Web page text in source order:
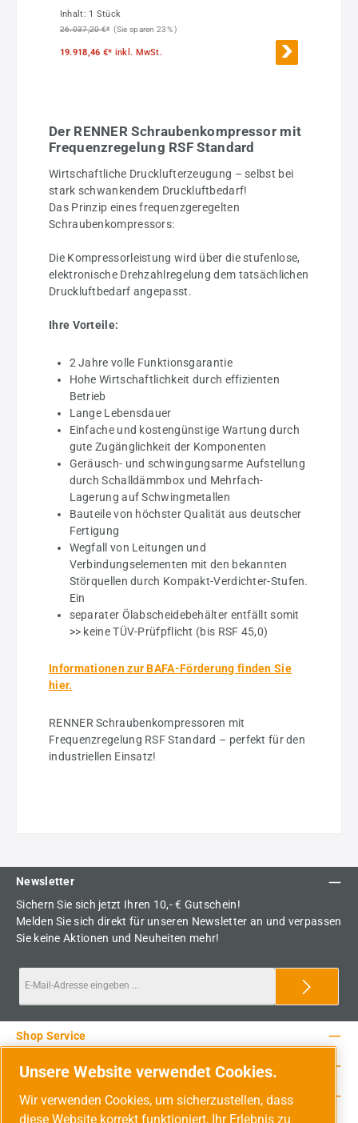
Inhalt: 1 Stück
26.037,20 €* (Sie sparen 23% )
19.918,46 €* inkl. MwSt.
Der RENNER Schraubenkompressor mit
Frequenzregelung RSF Standard
Wirtschaftliche Drucklufterzeugung – selbst bei
stark schwankendem Druckluftbedarf!
Das Prinzip eines frequenzgeregelten
Schraubenkompressors:
Die Kompressorleistung wird über die stufenlose,
elektronische Drehzahlregelung dem tatsächlichen
Druckluftbedarf angepasst.
Ihre Vorteile:
2 Jahre volle Funktionsgarantie
Hohe Wirtschaftlichkeit durch effizienten
Betrieb
Lange Lebensdauer
Einfache und kostengünstige Wartung durch
gute Zugänglichkeit der Komponenten
Geräusch- und schwingungsarme Aufstellung
durch Schalldämmbox und Mehrfach-
Lagerung auf Schwingmetallen
Bauteile von höchster Qualität aus deutscher
Fertigung
Wegfall von Leitungen und
Verbindungselementen mit den bekannten
Störquellen durch Kompakt-Verdichter-Stufen.
Ein
separater Ölabscheidebehälter entfällt somit
>> keine TÜV-Prüfpflicht (bis RSF 45,0)
Informationen zur BAFA-Förderung finden Sie
hier.
RENNER Schraubenkompressoren mit
Frequenzregelung RSF Standard – perfekt für den
industriellen Einsatz!
Newsletter
Sichern Sie sich jetzt Ihren 10,- € Gutschein!
Melden Sie sich direkt für unseren Newsletter an und verpassen
Sie keine Aktionen und Neuheiten mehr!
Service-Hotline
Shop Service
Rechtliche Hinweise
Unsere Website verwendet Cookies.
Wir verwenden Cookies, um sicherzustellen, dass
diese Website korrekt funktioniert, Ihr Erlebnis zu